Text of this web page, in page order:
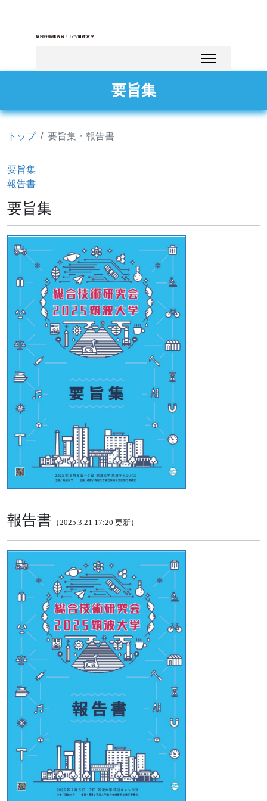
要旨集
トップ 要旨集・報告書
要旨集
報告書
要旨集
報告書 （2025.3.21 17:20 更新）